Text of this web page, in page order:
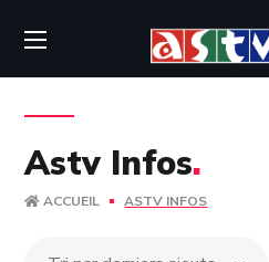
Astv Infos.
ACCUEIL ASTV INFOS